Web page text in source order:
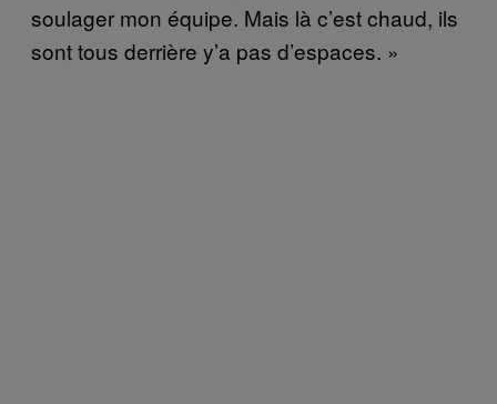
soulager mon équipe. Mais là c’est chaud, ils
sont tous derrière y’a pas d’espaces. »